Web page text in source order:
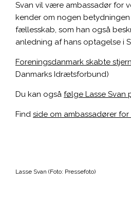
Svan vil være ambassadør for
kender om nogen
fællesskab, som han også
anledning af hans optagelse i
Foreningsdanmark skabte
Danmarks Idrætsforbund)
Du kan også følge Lasse Svan
Find side om ambassadører for
Lasse Svan (Foto: Pressefoto)